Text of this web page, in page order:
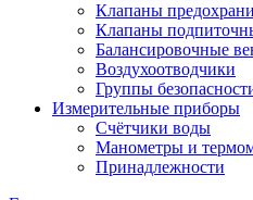
Клапаны
Клапаны
Балансировочные
Воздухоотводчики
Группы
Измерительные приборы
Счётчики воды
Манометры и
Принадлежности